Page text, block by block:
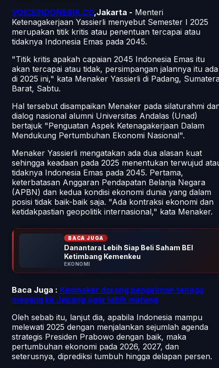
VOICEINDONESIA.CO,Jakarta - Menteri
Ketenagakerjaan Yassierli menyebut Semester I 2025
merupakan titik kritis atau penentuan tercapai atau
tidaknya Indonesia Emas pada 2045.
"Titik kritis apakah capaian 2045 Indonesia Emas itu
akan tercapai atau tidak, persimpangan jalannya itu ada
di 2025 ini," kata Menaker Yassierli di Padang,
Barat, Sabtu.
Hal tersebut disampaikan Menaker pada silaturahmi
dialog nasional alumni Universitas Andalas (Unad)
bertajuk "Penguatan Aspek Ketenagakerjaan Dalam
Mendukung Pertumbuhan Ekonomi Nasional".
Menaker Yassierli mengatakan ada dua alasan kuat
sehingga keadaan pada 2025 menentukan terwujud
tidaknya Indonesia Emas pada 2045. Pertama,
keterbatasan Anggaran Pendapatan Belanja Negara
(APBN) dan kedua kondisi ekonomi dunia yang dalam
posisi tidak baik-baik saja. "Ada kontraksi ekonomi dan
ketidakpastian geopolitik internasional," kata Menaker.
BACA JUGA
Danantara Lebih Siap Beli Saham BEI
Ketimbang Kemenkeu
EKONOMI
Baca Juga : Kemnaker dorong pengiriman tenaga
magang ke Jepang agar lebih matang
Oleh sebab itu, lanjut dia, apabila Indonesia mampu
melewati 2025 dengan menjalankan sejumlah agenda
strategis Presiden Prabowo dengan baik, maka
pertumbuhan ekonomi pada 2026, 2027, dan
seterusnya, diprediksi tumbuh hingga delapan persen.